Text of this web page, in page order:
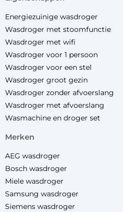
Energiezuinige wasdroger
Wasdroger met stoomfunctie
Wasdroger met wifi
Wasdroger voor 1 persoon
Wasdroger voor een stel
Wasdroger groot gezin
Wasdroger zonder afvoerslang
Wasdroger met afvoerslang
Wasmachine en droger set
merken
AEG wasdroger
Bosch wasdroger
Miele wasdroger
Samsung wasdroger
Siemens wasdroger